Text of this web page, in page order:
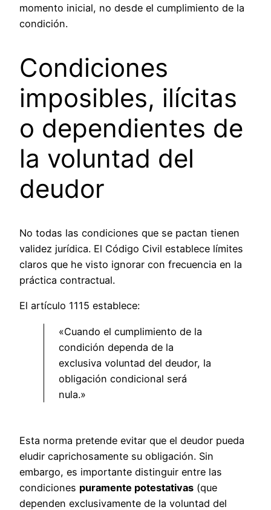
momento inicial, no desde el cumplimiento de la
condición.
Condiciones
imposibles, ilícitas
o dependientes de
la voluntad del
deudor
No todas las condiciones que se pactan tienen
validez jurídica. El Código Civil establece límites
claros que he visto ignorar con frecuencia en la
práctica contractual.
El artículo 1115 establece:
«Cuando el cumplimiento de la
condición dependa de la
exclusiva voluntad del deudor, la
obligación condicional será
nula.»
Esta norma pretende evitar que el deudor pueda
eludir caprichosamente su obligación. Sin
embargo, es importante distinguir entre las
condiciones puramente potestativas (que
dependen exclusivamente de la voluntad del